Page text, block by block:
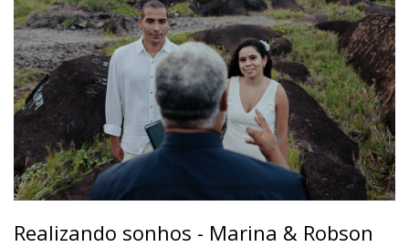
Realizando sonhos - Marina & Robson